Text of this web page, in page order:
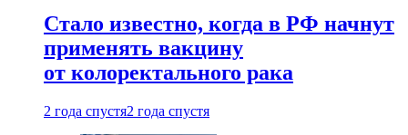
Стало известно, когда в РФ начнут
применять вакцину
от колоректального рака
2 года спустя2 года спустя